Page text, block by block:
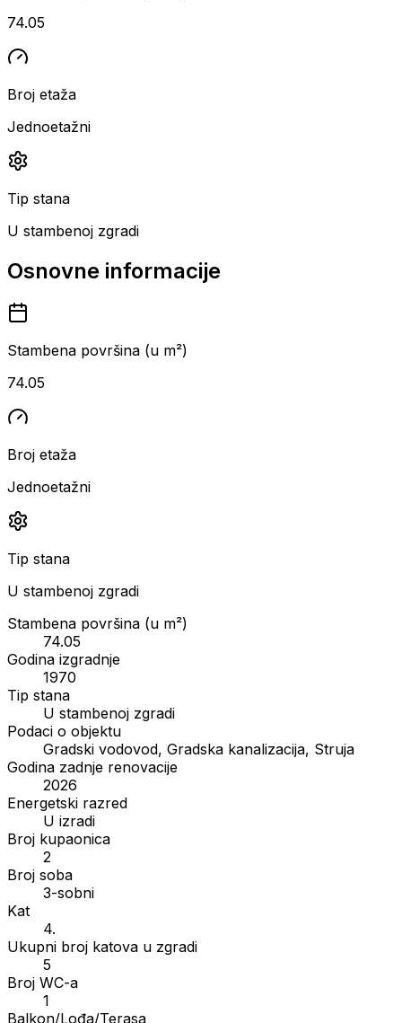
74.05
Broj etaža
Jednoetažni
Tip stana
U stambenoj zgradi
Osnovne informacije
Stambena površina (u m²)
74.05
Broj etaža
Jednoetažni
Tip stana
U stambenoj zgradi
Stambena površina (u m²)
74.05
Godina izgradnje
1970
Tip stana
U stambenoj zgradi
Podaci o objektu
Gradski vodovod, Gradska kanalizacija, Struja
Godina zadnje renovacije
2026
Energetski razred
U izradi
Broj kupaonica
2
Broj soba
3-sobni
Kat
4.
Ukupni broj katova u zgradi
5
Broj WC-a
1
Balkon/Lođa/Terasa